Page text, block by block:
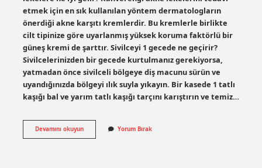
etmek için en sık kullanılan yöntem dermatologların
önerdiği akne karşıtı kremlerdir. Bu kremlerle birlikte
cilt tipinize göre uyarlanmış yüksek koruma faktörlü bir
güneş kremi de şarttır. Sivilceyi 1 gecede ne geçirir?
Sivilcelerinizden bir gecede kurtulmanız gerekiyorsa,
yatmadan önce sivilceli bölgeye diş macunu sürün ve
uyandığınızda bölgeyi ılık suyla yıkayın. Bir kasede 1 tatlı
kaşığı bal ve yarım tatlı kaşığı tarçını karıştırın ve temiz…
Devamını okuyunYüzdeki
Sivilce
Yorum Bırak